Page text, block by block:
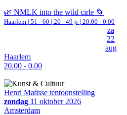
🌿 NMLK into the wild cirle 🌀
Haarlem | 51 - 60 | 20 - 49 jr | 20.00 - 0.00
za
22
aug
Haarlem
20.00 - 0.00
Henri Matisse tentoonstelling
zondag 11 oktober 2026
Amsterdam